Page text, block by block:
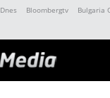
Dnes Bloombergtv Bulgaria